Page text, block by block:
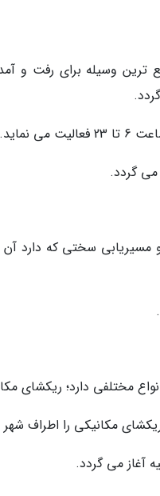
ترین وسیله برای رفت و
سختی که دارد آن
مختلفی دارد؛ ریکشای
مکانیکی را اطراف